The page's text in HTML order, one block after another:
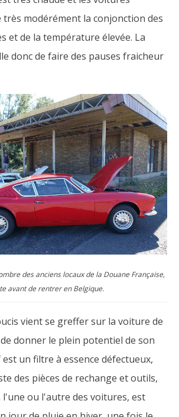
modérément la conjonction des
et de la température élevée. La
donc de faire des pauses fraicheur
des anciens locaux de la Douane Française,
avant de rentrer en Belgique.
vient se greffer sur la voiture de
donner le plein potentiel de son
un filtre à essence défectueux,
des pièces de rechange et outils,
l'une ou l'autre des voitures, est